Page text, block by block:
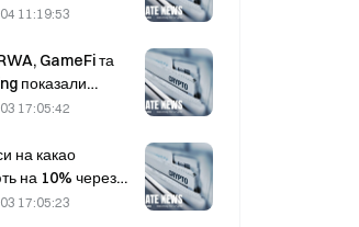
центрів
ринку може
на 27%
11:19:53
GameFi та
показали
результати на
17:05:42
на какао
на 10% через
щодо
17:05:23